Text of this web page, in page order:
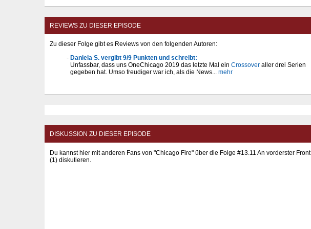
REVIEWS ZU DIESER EPISODE
Zu dieser Folge gibt es Reviews von den folgenden Autoren:
Daniela S. vergibt 9/9 Punkten und schreibt:
Unfassbar, dass uns OneChicago 2019 das letzte Mal ein Crossover aller drei Serien
gegeben hat. Umso freudiger war ich, als die News...
mehr
DISKUSSION ZU DIESER EPISODE
Du kannst hier mit anderen Fans von "Chicago Fire" über die Folge #13.11 An vorderster Front
(1) diskutieren.